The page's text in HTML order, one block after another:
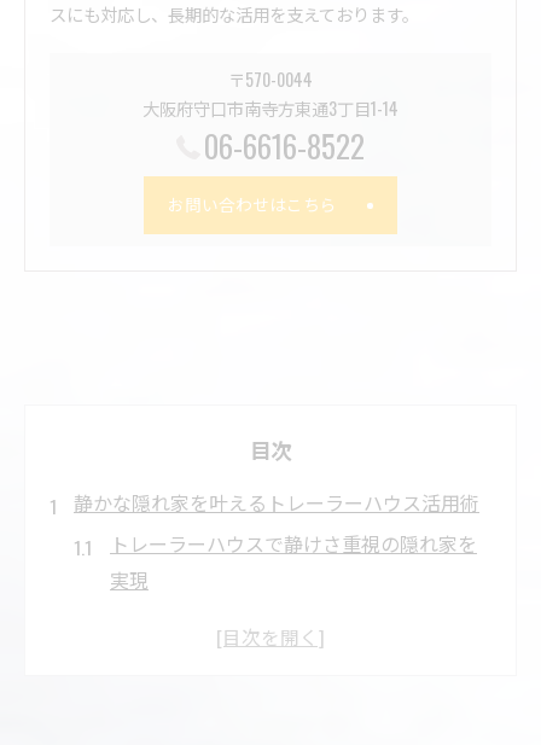
スにも対応し、長期的な活用を支えております。
〒570-0044
大阪府守口市南寺方東通3丁目1-14
06-6616-8522
お問い合わせはこちら
目次
静かな隠れ家を叶えるトレーラーハウス活用術
トレーラーハウスで静けさ重視の隠れ家を
実現